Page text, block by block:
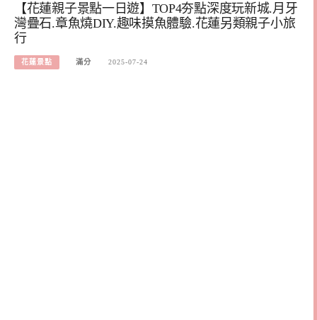
【花蓮親子景點一日遊】TOP4夯點深度玩新城.月牙
灣疊石.章魚燒DIY.趣味摸魚體驗.花蓮另類親子小旅
行
花蓮景點 滿分 2025-07-24